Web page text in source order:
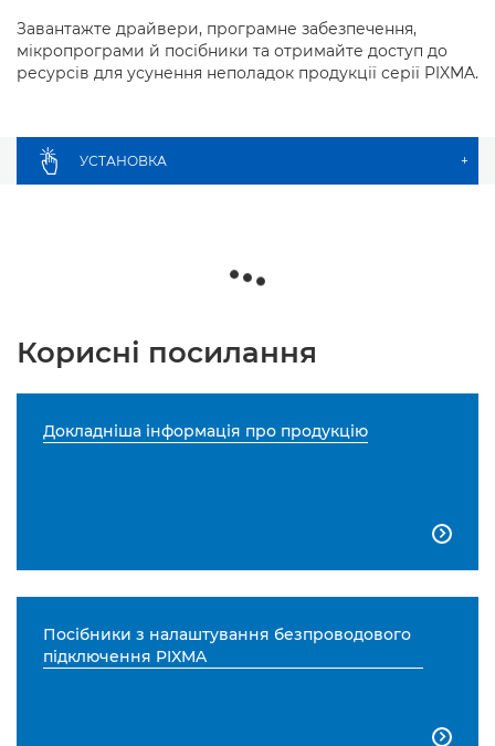
Завантажте драйвери, програмне забезпечення,
мікропрограми й посібники та отримайте доступ до
ресурсів для усунення неполадок продукції серії PIXMA.
УСТАНОВКА +
Корисні посилання
Докладніша інформація про продукцію

Посібники з налаштування безпроводового
підключення PIXMA
